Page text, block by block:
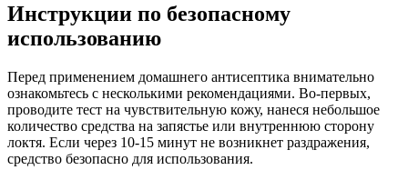
Инструкции по безопасному
использованию
Перед применением домашнего антисептика внимательно
ознакомьтесь с несколькими рекомендациями. Во-первых,
проводите тест на чувствительную кожу, нанеся небольшое
количество средства на запястье или внутреннюю сторону
локтя. Если через 10-15 минут не возникнет раздражения,
средство безопасно для использования.